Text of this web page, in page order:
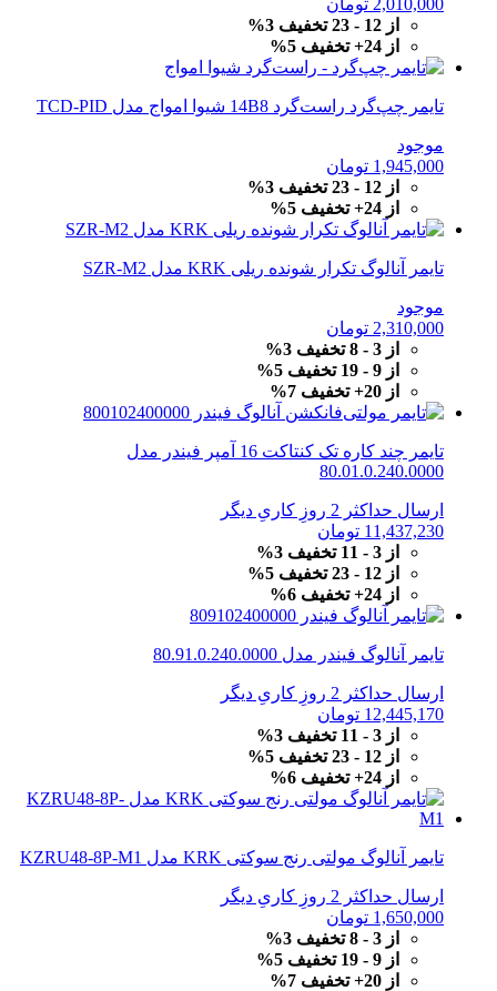
2,010,000 تومان
از 12 - 23 تخفیف 3%
از 24+ تخفیف 5%
تایمر چپ‌گرد راست‌گرد 14B8 شیوا امواج مدل TCD-PID
موجود
1,945,000 تومان
از 12 - 23 تخفیف 3%
از 24+ تخفیف 5%
تایمر آنالوگ تکرار شونده ریلی KRK مدل SZR-M2
موجود
2,310,000 تومان
از 3 - 8 تخفیف 3%
از 9 - 19 تخفیف 5%
از 20+ تخفیف 7%
تایمر چند کاره تک کنتاکت 16 آمپر فیندر مدل
80.01.0.240.0000
ارسال حداکثر 2 روزِ کاریِ دیگر
11,437,230 تومان
از 3 - 11 تخفیف 3%
از 12 - 23 تخفیف 5%
از 24+ تخفیف 6%
تایمر آنالوگ فیندر مدل 80.91.0.240.0000
ارسال حداکثر 2 روزِ کاریِ دیگر
12,445,170 تومان
از 3 - 11 تخفیف 3%
از 12 - 23 تخفیف 5%
از 24+ تخفیف 6%
تایمر آنالوگ مولتی رنج سوکتی KRK مدل KZRU48-8P-M1
ارسال حداکثر 2 روزِ کاریِ دیگر
1,650,000 تومان
از 3 - 8 تخفیف 3%
از 9 - 19 تخفیف 5%
از 20+ تخفیف 7%